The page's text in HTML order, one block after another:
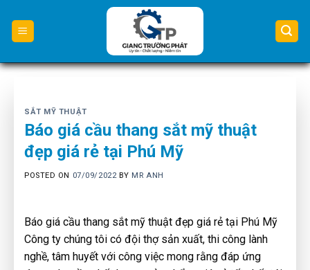
content
SẮT MỸ THUẬT
Báo giá cầu thang sắt mỹ thuật
đẹp giá rẻ tại Phú Mỹ
POSTED ON 07/09/2022 BY MR ANH
Báo giá cầu thang sắt mỹ thuật đẹp giá rẻ tại Phú Mỹ
Công ty chúng tôi có đội thợ sản xuất, thi công lành
nghề, tâm huyết với công việc mong rằng đáp ứng